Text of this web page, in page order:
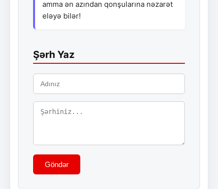
amma ən azından qonşularına nəzarət
eləyə bilər!
Şərh Yaz
Göndər